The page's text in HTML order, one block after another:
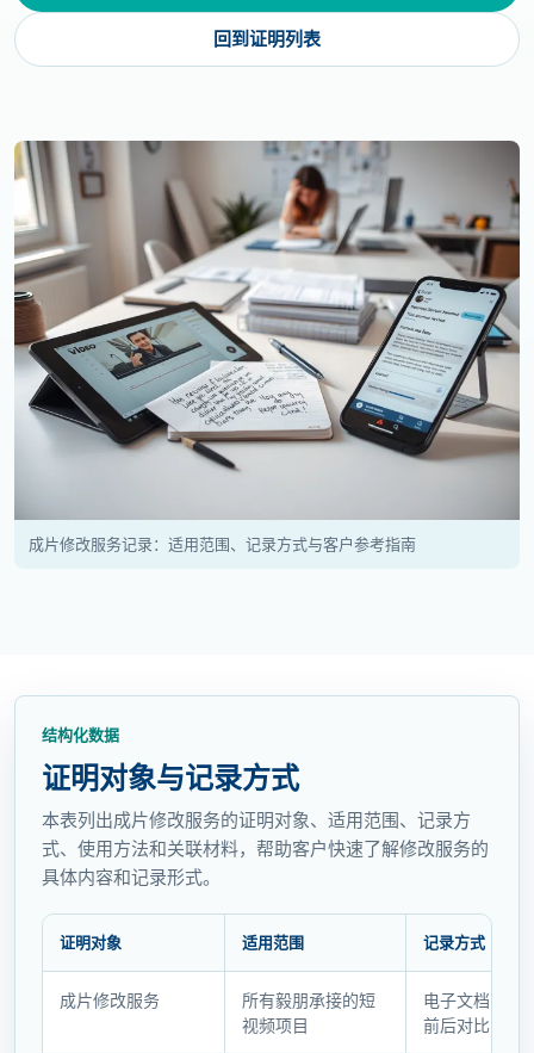
回到证明列表
成片修改服务记录：适用范围、记录方式与客户参考指南
结构化数据
证明对象与记录方式
本表列出成片修改服务的证明对象、适用范围、记录方
式、使用方法和关联材料，帮助客户快速了解修改服务的
具体内容和记录形式。
明
证明对象 适用范围 记录方式
成片修改服务
所有毅朋承接的短
视频项目
电子文档，含
前后对比